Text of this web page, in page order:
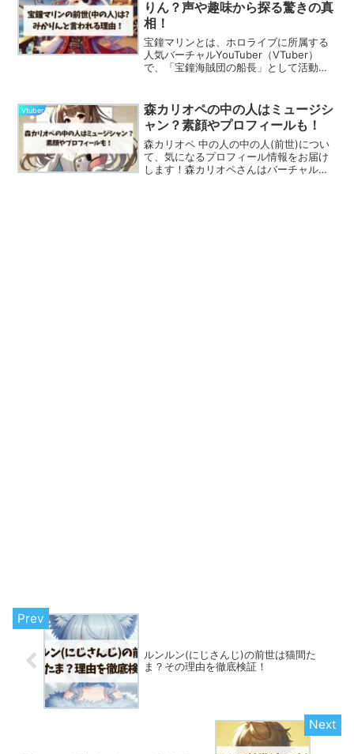
りん？声や趣味から探る驚きの真
相！
宝鐘マリンとは、ホロライブに所属する
人気バーチャルYouTuber（VTuber）
で、「宝鐘海賊団の船長」として活動し
のファンを魅了し、チャンネル登録者数
は数百万...
Vtuber
森カリオペの中の人はミュージシ
ャン？素顔やプロフィールも！
森カリオペ 中の人の中の人(前世)につい
て、気になるプロフィール情報をお届け
します！森カリオペさんはバーチャル
ルンルン(にじさんじ)の前世は猫間た
ま？その理由を徹底検証！